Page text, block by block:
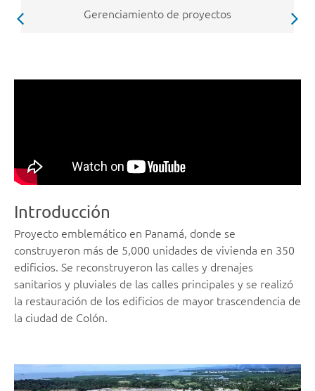
Gerenciamiento de proyectos
Introducción
Proyecto emblemático en Panamá, donde se
construyeron más de 5,000 unidades de vivienda en 350
edificios. Se reconstruyeron las calles y drenajes
sanitarios y pluviales de las calles principales y se realizó
la restauración de los edificios de mayor trascendencia de
la ciudad de Colón.